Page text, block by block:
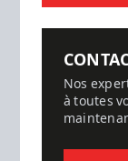
Nos
à toutes